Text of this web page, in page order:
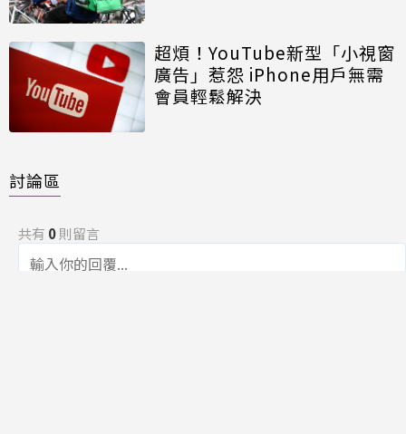
超煩！YouTube新型「小視窗
廣告」惹怨 iPhone用戶無需
會員輕鬆解決
討論區
共有 0則留言